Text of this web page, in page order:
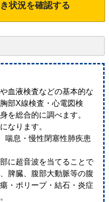
状況を確認する
血液検査などの基本的な
部X線検査・心電図検
を総合的に調べます。
なります。
喘息・慢性閉塞性肺疾患
に超音波を当てることで
脾臓、腹部大動脈等の腹
・ポリープ・結石・炎症